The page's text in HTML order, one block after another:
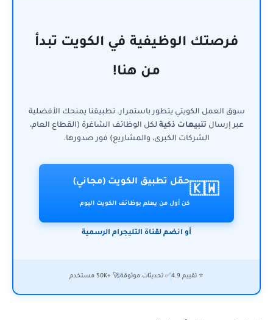
فرصتك الوظيفية في الكويت تبدأ
من هنا!
سوق العمل الكويتي يتطور باستمرار. تطبيقنا يمنحك الأفضلية
عبر إرسال تنبيهات ذكية لكل الوظائف الشاغرة (القطاع العام،
الشركات الكبرى، والمشاريع) فور صدورها.
🇰🇼
حمّل تطبيق الكويت (مجاني)
كن أول من يعلم بوظائف الكويت اليوم
أو انضم لقناة التليجرام الرسمية
⭐ تقييم 4.9 ✅ تحديثات موثوقة🚀 +50K مستخدم